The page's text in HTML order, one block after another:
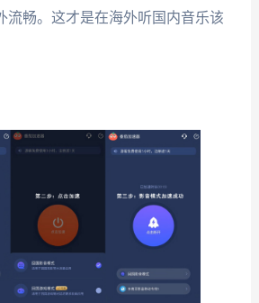
流畅。这才是在海外听国内音乐该